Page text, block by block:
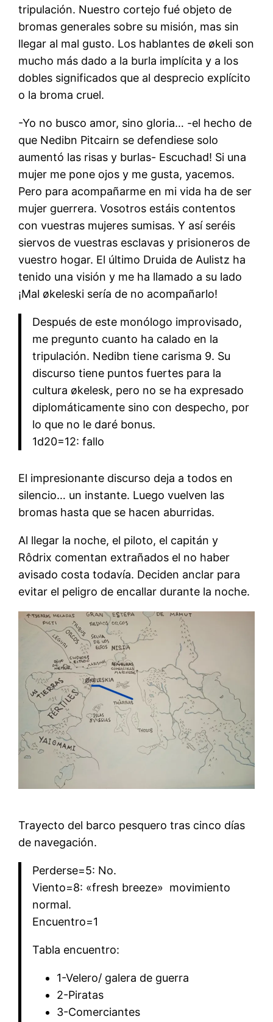
tripulación. Nuestro cortejo fué objeto de
bromas generales sobre su misión, mas sin
llegar al mal gusto. Los hablantes de økeli son
mucho más dado a la burla implícita y a los
dobles significados que al desprecio explícito
o la broma cruel.
-Yo no busco amor, sino gloria… -el hecho de
que Nedibn Pitcairn se defendiese solo
aumentó las risas y burlas- Escuchad! Si una
mujer me pone ojos y me gusta, yacemos.
Pero para acompañarme en mi vida ha de ser
mujer guerrera. Vosotros estáis contentos
con vuestras mujeres sumisas. Y así seréis
siervos de vuestras esclavas y prisioneros de
vuestro hogar. El último Druida de Aulistz ha
tenido una visión y me ha llamado a su lado
¡Mal økeleski sería de no acompañarlo!
Después de este monólogo improvisado,
me pregunto cuanto ha calado en la
tripulación. Nedibn tiene carisma 9. Su
discurso tiene puntos fuertes para la
cultura økelesk, pero no se ha expresado
diplomáticamente sino con despecho, por
lo que no le daré bonus.
1d20=12: fallo
El impresionante discurso deja a todos en
silencio… un instante. Luego vuelven las
bromas hasta que se hacen aburridas.
Al llegar la noche, el piloto, el capitán y
Rôdrix comentan extrañados el no haber
avisado costa todavía. Deciden anclar para
evitar el peligro de encallar durante la noche.
Trayecto del barco pesquero tras cinco días
de navegación.
Perderse=5: No.
Viento=8: «fresh breeze» movimiento
normal.
Encuentro=1
Tabla encuentro:
1-Velero/ galera de guerra
2-Piratas
3-Comerciantes